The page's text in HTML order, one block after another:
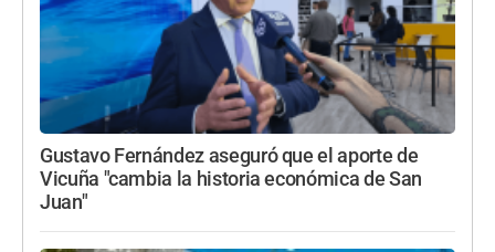
Gustavo Fernández aseguró que el aporte de
Vicuña "cambia la historia económica de San
Juan"